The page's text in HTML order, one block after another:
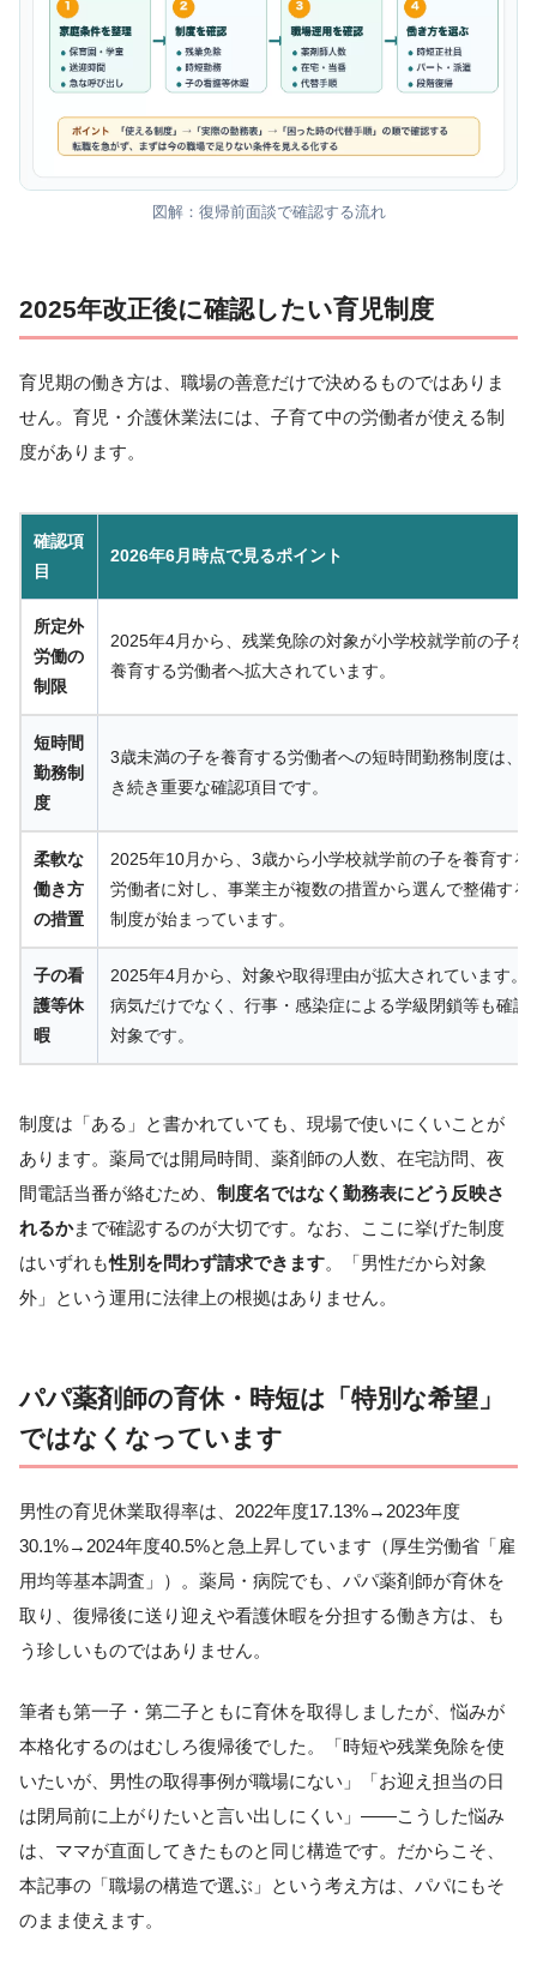
図解：復帰前面談で確認する流れ
2025年改正後に確認したい育児制度
育児期の働き方は、職場の善意だけで決めるものではありま
せん。育児・介護休業法には、子育て中の労働者が使える制
度があります。
確認項
目
2026年6月時点で見るポイント
所定外
労働の
制限
2025年4月から、残業免除の対象が小学校就学前の子を
養育する労働者へ拡大されています。
短時間
勤務制
度
3歳未満の子を養育する労働者への短時間勤務制度は、
き続き重要な確認項目です。
柔軟な
働き方
の措置
2025年10月から、3歳から小学校就学前の子を養育する
労働者に対し、事業主が複数の措置から選んで整備する
制度が始まっています。
子の看
護等休
暇
2025年4月から、対象や取得理由が拡大されています。
病気だけでなく、行事・感染症による学級閉鎖等も確認
対象です。
制度は「ある」と書かれていても、現場で使いにくいことが
あります。薬局では開局時間、薬剤師の人数、在宅訪問、夜
間電話当番が絡むため、 制度名ではなく勤務表にどう反映さ
れるかまで確認するのが大切です。なお、ここに挙げた制度
はいずれも性別を問わず請求できます。「男性だから対象
外」という運用に法律上の根拠はありません。
パパ薬剤師の育休・時短は「特別な希望」
ではなくなっています
男性の育児休業取得率は、2022年度17.13%→2023年度
30.1%→2024年度40.5%と急上昇しています（厚生労働省「雇
用均等基本調査」）。薬局・病院でも、パパ薬剤師が育休を
取り、復帰後に送り迎えや看護休暇を分担する働き方は、も
う珍しいものではありません。
筆者も第一子・第二子ともに育休を取得しましたが、悩みが
本格化するのはむしろ復帰後でした。「時短や残業免除を使
いたいが、男性の取得事例が職場にない」「お迎え担当の日
は閉局前に上がりたいと言い出しにくい」——こうした悩み
は、ママが直面してきたものと同じ構造です。だからこそ、
本記事の「職場の構造で選ぶ」という考え方は、パパにもそ
のまま使えます。